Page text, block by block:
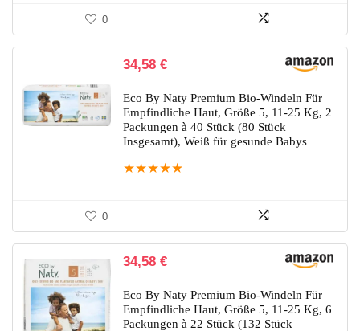
0
34,58 €
Eco By Naty Premium Bio-Windeln Für
Empfindliche Haut, Größe 5, 11-25 Kg, 2
Packungen à 40 Stück (80 Stück
Insgesamt), Weiß für gesunde Babys
★★★★★
0
34,58 €
Eco By Naty Premium Bio-Windeln Für
Empfindliche Haut, Größe 5, 11-25 Kg, 6
Packungen à 22 Stück (132 Stück